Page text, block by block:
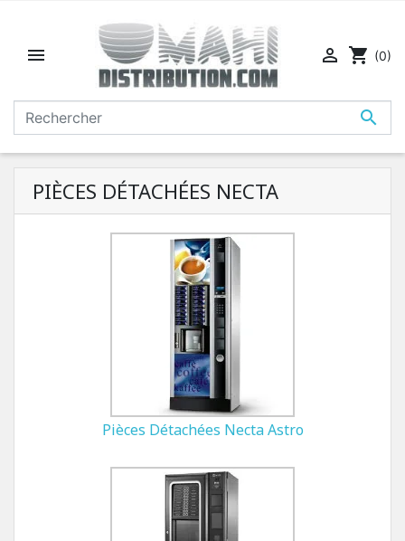


 shopping_cart (0)
PIÈCES DÉTACHÉES NECTA
Pièces Détachées Necta Astro